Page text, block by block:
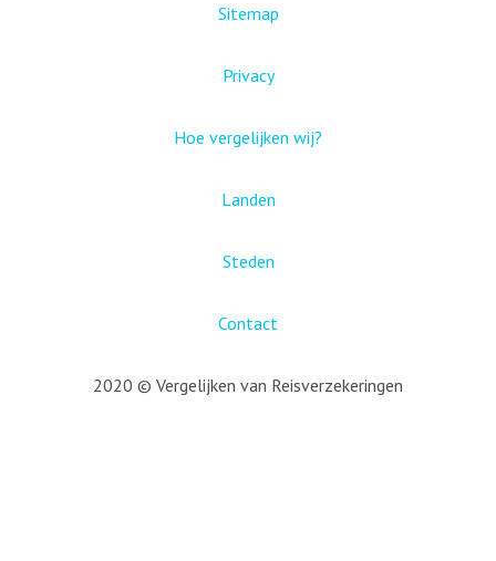
Sitemap
Privacy
Hoe vergelijken wij?
Landen
Steden
Contact
2020 © Vergelijken van Reisverzekeringen